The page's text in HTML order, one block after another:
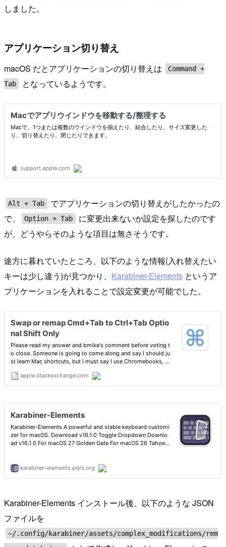
しました。
アプリケーション切り替え
macOS だとアプリケーションの切り替えは
Command +
Tab
となっているようです。
Alt + Tab
でアプリケーションの切り替えがしたかったの
で、
Option + Tab
に変更出来ないか設定を探したのです
が、どうやらそのような項目は無さそうです。
途方に暮れていたところ、以下のような情報(入れ替えたい
キーは少し違う)が見つかり、 Karabiner-Elements というア
プリケーションを入れることで設定変更が可能でした。
Karabiner-Elements インストール後、以下のような JSON
ファイルを
~/.config/karabiner/assets/complex_modifications/rem